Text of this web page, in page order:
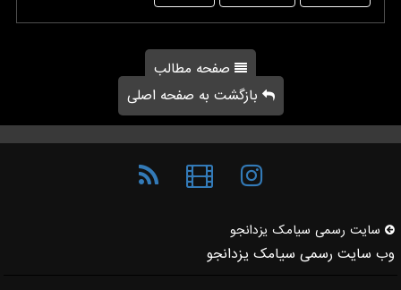
صفحه مطالب
بازگشت به صفحه اصلی
سایت رسمی سیامك یزدانجو
وب سایت رسمی سیامک یزدانجو